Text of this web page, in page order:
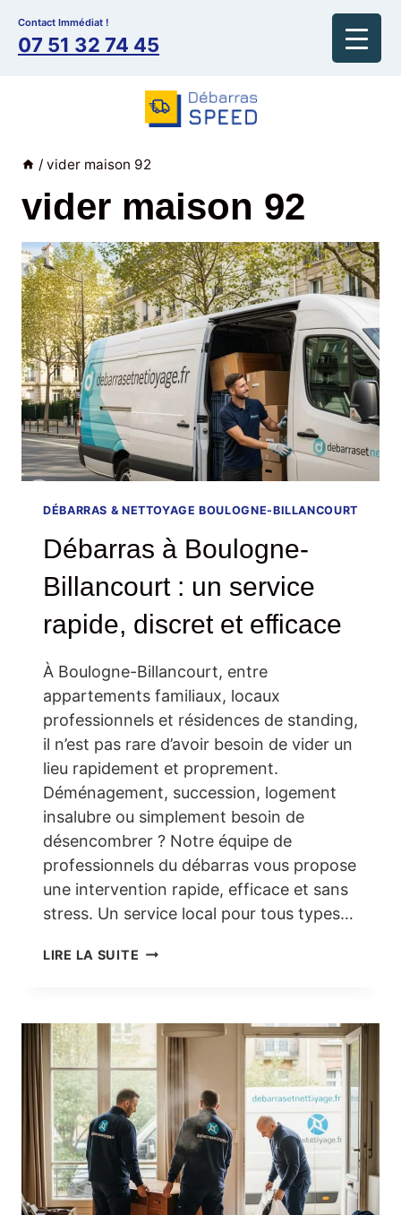
contenu
Contact Immédiat !
07 51 32 74 45
/ vider maison 92
vider maison 92
DÉBARRAS & NETTOYAGE BOULOGNE-BILLANCOURT
Débarras à Boulogne-
Billancourt : un service
rapide, discret et efficace
À Boulogne-Billancourt, entre
appartements familiaux, locaux
professionnels et résidences de standing,
il n’est pas rare d’avoir besoin de vider un
lieu rapidement et proprement.
Déménagement, succession, logement
insalubre ou simplement besoin de
désencombrer ? Notre équipe de
professionnels du débarras vous propose
une intervention rapide, efficace et sans
stress. Un service local pour tous types…
LIRE LA SUITE DÉBARRAS
:
UN
SERVICE
RAPIDE,
DISCRET
ET
EFFICACE